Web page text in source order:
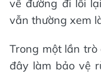
về đường đi lối
vẫn thường xem
Trong một lần trò
đây làm bảo vệ